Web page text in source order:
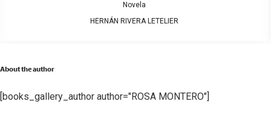
Novela
HERNÁN RIVERA LETELIER
About the author
[books_gallery_author author="ROSA MONTERO"]